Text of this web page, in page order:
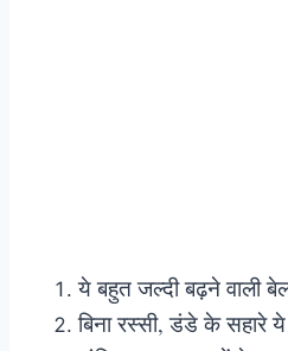
ये बहुत जल्दी बढ़ने वाली
बिना रस्सी, डंडे के सहारे